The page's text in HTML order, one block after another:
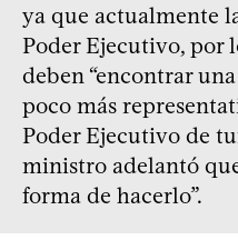
ya que actualmente
Poder Ejecutivo, por
deben “encontrar
poco más
Poder Ejecutivo de
ministro adelantó
forma de hacerlo”.